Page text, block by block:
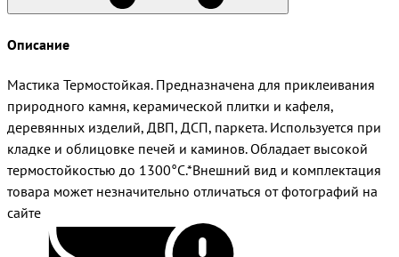
Описание
Мастика Термостойкая. Предназначена для приклеивания
природного камня, керамической плитки и кафеля,
деревянных изделий, ДВП, ДСП, паркета. Используется при
кладке и облицовке печей и каминов. Обладает высокой
термостойкостью до 1300°С.*Внешний вид и комплектация
товара может незначительно отличаться от фотографий на
сайте